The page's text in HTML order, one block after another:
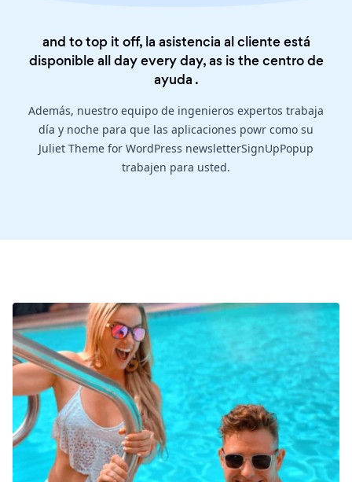
and to top it off, la asistencia al cliente está
disponible all day every day, as is thecentro de
ayuda .
Además, nuestro equipo de ingenieros expertos trabaja
día y noche para que las aplicaciones powr como su
Juliet Theme for WordPress newsletterSignUpPopup
trabajen para usted.